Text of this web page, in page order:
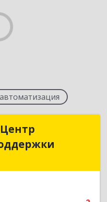
поддержки